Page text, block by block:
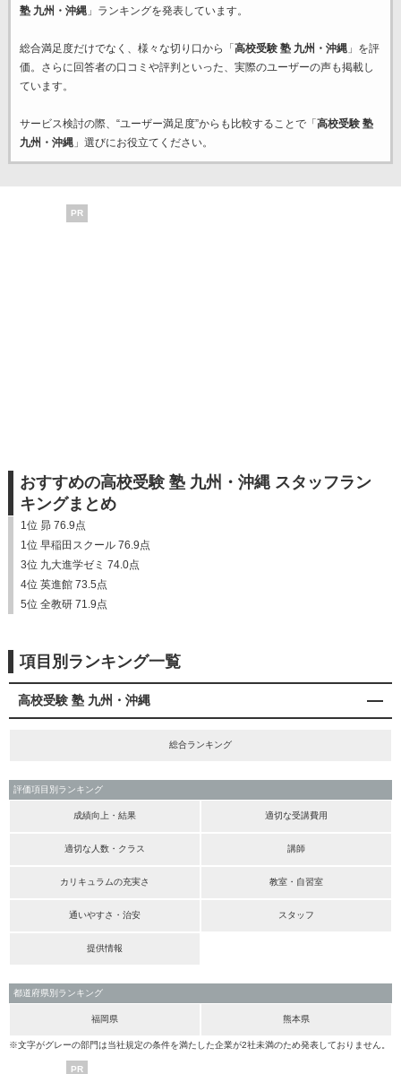
塾 九州・沖縄」ランキングを発表しています。
総合満足度だけでなく、様々な切り口から「 高校受験 塾 九州・沖縄」を評
価。さらに回答者の口コミや評判といった、実際のユーザーの声も掲載し
ています。
サービス検討の際、“ユーザー満足度”からも比較することで「 高校受験 塾
九州・沖縄」選びにお役立てください。
PR
おすすめの高校受験 塾 九州・沖縄 スタッフラン
キングまとめ
1位 昴 76.9点
1位 早稲田スクール 76.9点
3位 九大進学ゼミ 74.0点
4位 英進館 73.5点
5位 全教研 71.9点
項目別ランキング一覧
高校受験 塾 九州・沖縄
総合ランキング
評価項目別ランキング
成績向上・結果 適切な受講費用
適切な人数・クラス 講師
カリキュラムの充実さ 教室・自習室
通いやすさ・治安 スタッフ
提供情報
都道府県別ランキング
福岡県 熊本県
※文字がグレーの部門は当社規定の条件を満たした企業が2社未満のため発表しておりません。
PR